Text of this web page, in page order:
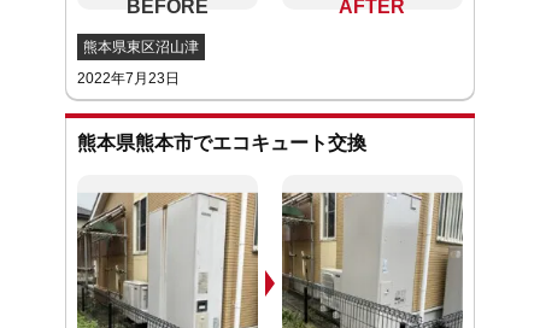
熊本県東区沼山津
2022年7月23日
熊本県熊本市でエコキュート交換